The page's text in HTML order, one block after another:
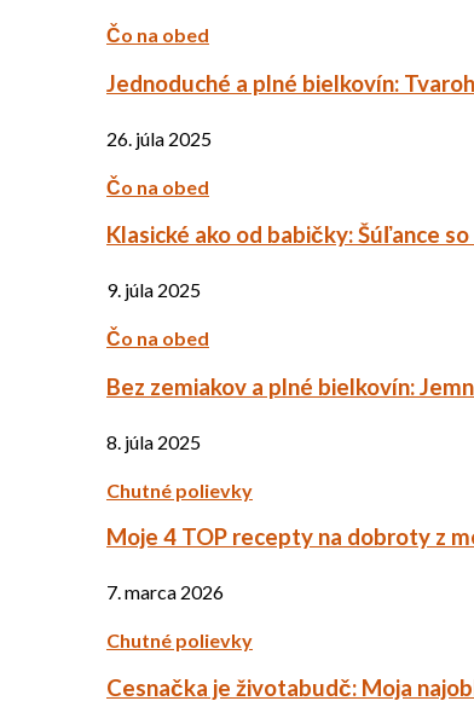
Čo na obed
Jednoduché a plné bielkovín:
26. júla 2025
Čo na obed
Klasické ako od babičky: Šúľance
9. júla 2025
Čo na obed
Bez zemiakov a plné bielkovín:
8. júla 2025
Chutné polievky
Moje 4 TOP recepty na dobroty z
7. marca 2026
Chutné polievky
Cesnačka je životabudč: Moja